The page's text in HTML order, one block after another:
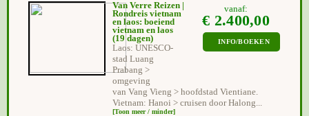
vanaf:
€ 2.400,00
INFO/BOEKEN
Van Verre Reizen |
Rondreis vietnam
en laos: boeiend
vietnam en laos
(19 dagen)
Laos: UNESCO-
stad Luang
Prabang >
omgeving
van Vang Vieng > hoofdstad Vientiane.
Vietnam: Hanoi > cruisen door Halong...
[Toon meer / minder]